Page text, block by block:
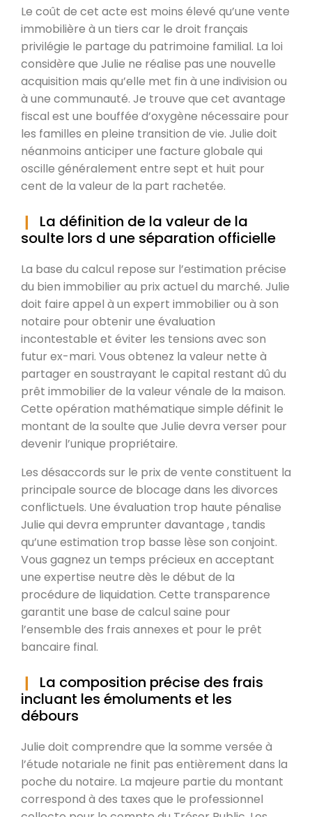
Le coût de cet acte est moins élevé qu’une vente
immobilière à un tiers car le droit français
privilégie le partage du patrimoine familial. La loi
considère que Julie ne réalise pas une nouvelle
acquisition mais qu’elle met fin à une indivision ou
à une communauté. Je trouve que cet avantage
fiscal est une bouffée d’oxygène nécessaire pour
les familles en pleine transition de vie. Julie doit
néanmoins anticiper une facture globale qui
oscille généralement entre sept et huit pour
cent de la valeur de la part rachetée.
La définition de la valeur de la
soulte lors d une séparation officielle
La base du calcul repose sur l’estimation précise
du bien immobilier au prix actuel du marché. Julie
doit faire appel à un expert immobilier ou à son
notaire pour obtenir une évaluation
incontestable et éviter les tensions avec son
futur ex-mari. Vous obtenez la valeur nette à
partager en soustrayant le capital restant dû du
prêt immobilier de la valeur vénale de la maison.
Cette opération mathématique simple définit le
montant de la soulte que Julie devra verser pour
devenir l’unique propriétaire.
Les désaccords sur le prix de vente constituent la
principale source de blocage dans les divorces
conflictuels. Une évaluation trop haute pénalise
Julie qui devra emprunter davantage , tandis
qu’une estimation trop basse lèse son conjoint.
Vous gagnez un temps précieux en acceptant
une expertise neutre dès le début de la
procédure de liquidation. Cette transparence
garantit une base de calcul saine pour
l’ensemble des frais annexes et pour le prêt
bancaire final.
La composition précise des frais
incluant les émoluments et les
débours
Julie doit comprendre que la somme versée à
l’étude notariale ne finit pas entièrement dans la
poche du notaire. La majeure partie du montant
correspond à des taxes que le professionnel